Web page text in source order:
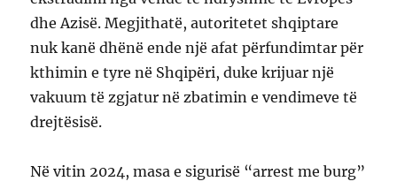
dhe Azisë. Megjithatë, autoritetet shqiptare
nuk kanë dhënë ende një afat përfundimtar për
kthimin e tyre në Shqipëri, duke krijuar një
vakuum të zgjatur në zbatimin e vendimeve të
drejtësisë.
Në vitin 2024, masa e sigurisë “arrest me burg”